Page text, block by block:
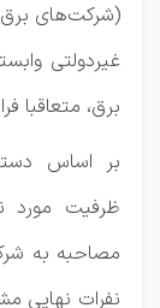
(شرکت‌های برق
غیردولتی
برق، متعاقبا
بر اساس
ظرفیت مورد
مصاحبه به
نفرات نهایی